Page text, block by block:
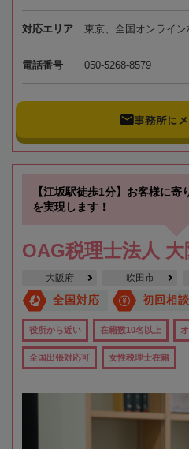
対応エリア 東京、全国オンライン
電話番号 050-5268-8579
事務所に
【江坂駅徒歩1分】お客様に
を実現します！
OAG税理士法人 大
大阪府 吹田市
全国対応 初回相
役所から近い 在籍数10名以上
全国出張対応可 女性税理士在籍